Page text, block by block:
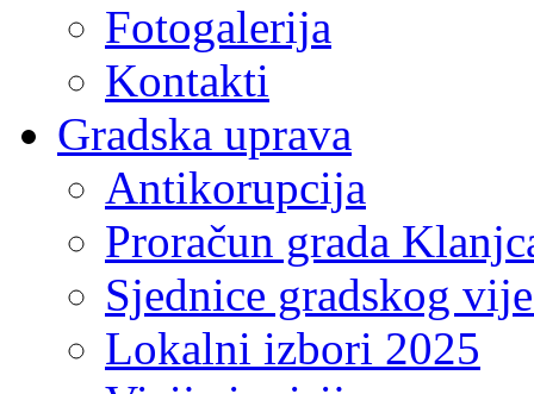
Fotogalerija
Kontakti
Gradska uprava
Antikorupcija
Proračun grada
Sjednice gradskog
Lokalni izbori 2025